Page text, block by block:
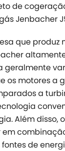
de
Jenbacher
que produz
geralmente
os motores a
a
Além disso,
de